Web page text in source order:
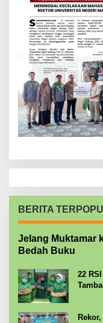
BERITA
Jelang Muktamar
Bedah Buku
22